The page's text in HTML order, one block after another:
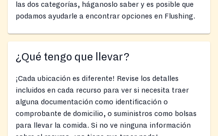
las dos categorías, háganoslo saber y es posible que
podamos ayudarle a encontrar opciones en Flushing.
¿Qué tengo que llevar?
¡Cada ubicación es diferente! Revise los detalles
incluidos en cada recurso para ver si necesita traer
alguna documentación como identificación o
comprobante de domicilio, o suministros como bolsas
para llevar la comida. Si no ve ninguna información